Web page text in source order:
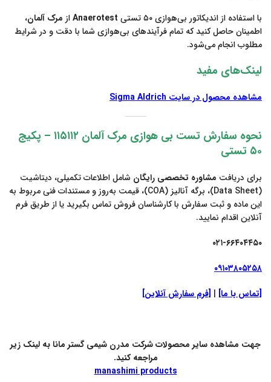
با استفاده از اندیکاتور بی‌هوازی ۵۰ تستی
Anaerotestاز مرک آلمان،
اطمینان حاصل کنید که تمام فرآیندهای بی‌هوازی شما با دقت و در شرایط
مطلوب انجام می‌شود.
لینک‌های مفید
مشاهده محصول در سایت Sigma Aldrich
نحوه سفارش تست بی هوازی مرک آلمان ۱۱۵۱۱۲ – پکیج
۵۰ تستی
برای دریافت مشاوره تخصصی رایگان شامل اطلاعات تکمیلی، دیتاشیت
(Data Sheet)، برگه آنالیز (COA)، قیمت به‌روز و مستندات فنی مربوط به
این ماده و ثبت سفارش با کارشناسان فروش تماس بگیرید یا از طریق فرم
آنلاین اقدام نمایید.
۰۲۱-۶۶۴۰۴۴۵۰
۰۹۱۰۳۸۰۵۲۵۸
[تماس با ما] | [فرم سفارش آنلاین]
جهت مشاهده سایر محصولات شرکت مدرن شیمی گستر مانا به لینک زیر
مراجعه کنید.
manashimi products